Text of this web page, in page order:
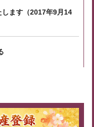
ます（2017年9月14